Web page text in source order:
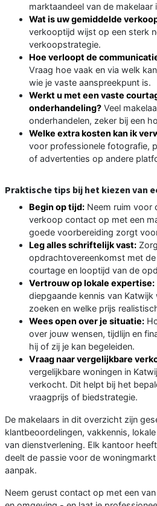
marktaandeel van de makelaar
Wat is uw gemiddelde
verkooptijd wijst op een sterk
verkoopstrategie.
Hoe verloopt de
Vraag hoe vaak en via welk
wie je vaste aanspreekpunt is.
Werkt u met een vaste
onderhandeling? Veel
onderhandelen, zeker bij een
Welke extra kosten kan ik
voor professionele fotografie,
of advertenties op andere
Praktische tips bij het kiezen van
Begin op tijd: Neem ruim voor
verkoop contact op met een
goede voorbereiding zorgt
Leg alles schriftelijk vast:
opdrachtovereenkomst met
courtage en looptijd van de
Vertrouw op lokale expertise:
diepgaande kennis van
zoeken en welke prijs
Wees open over je situatie:
over jouw wensen, tijdlijn en
hij of zij je kan begeleiden.
Vraag naar vergelijkbare
vergelijkbare woningen in
verkocht. Dit helpt bij het
vraagprijs of biedstrategie.
De makelaars in dit overzicht zijn
klantbeoordelingen, vakkennis,
van dienstverlening. Elk kantoor
deelt de passie voor de
aanpak.
Neem gerust contact op met een